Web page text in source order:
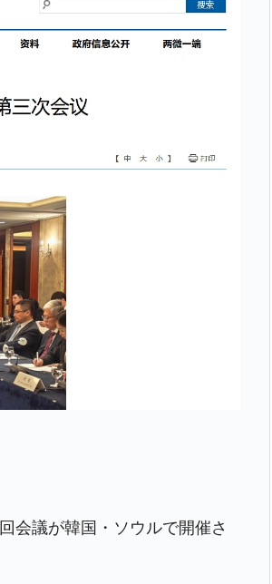
会議が韓国・ソウルで開催さ